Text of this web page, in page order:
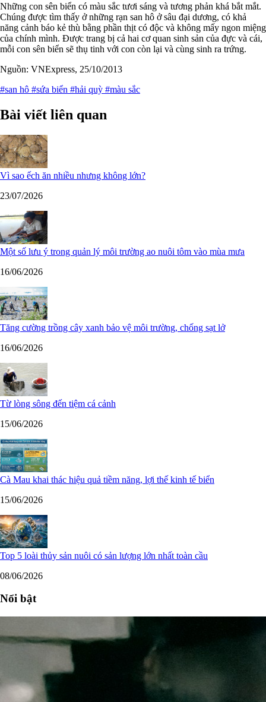
Những con sên biển có màu sắc tươi sáng và tương phản khá bắt mắt.
Chúng được tìm thấy ở những rạn san hô ở sâu đại dương, có khả
năng cảnh báo kẻ thù bằng phần thịt có độc và không mấy ngon miệng
của chính mình. Được trang bị cả hai cơ quan sinh sản của đực và cái,
mỗi con sên biển sẽ thụ tinh với con còn lại và cùng sinh ra trứng.
Nguồn: VNExpress, 25/10/2013
#san hô #sứa biển #hải quỳ #màu sắc
Bài viết liên quan
Vì sao ếch ăn nhiều nhưng không lớn?
23/07/2026
Một số lưu ý trong quản lý môi trường ao nuôi tôm vào mùa mưa
16/06/2026
Tăng cường trồng cây xanh bảo vệ môi trường, chống sạt lở
16/06/2026
Từ lòng sông đến tiệm cá cảnh
15/06/2026
Cà Mau khai thác hiệu quả tiềm năng, lợi thế kinh tế biển
15/06/2026
Top 5 loài thủy sản nuôi có sản lượng lớn nhất toàn cầu
08/06/2026
Nổi bật